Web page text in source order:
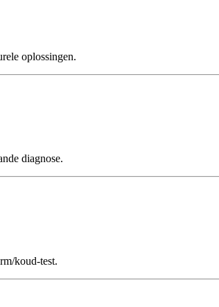
oplossingen.
diagnose.
koud-test.